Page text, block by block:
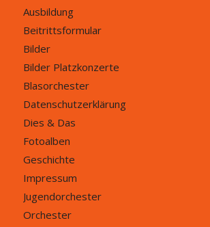
Ausbildung
Beitrittsformular
Bilder
Bilder Platzkonzerte
Blasorchester
Datenschutzerklärung
Dies & Das
Fotoalben
Geschichte
Impressum
Jugendorchester
Orchester